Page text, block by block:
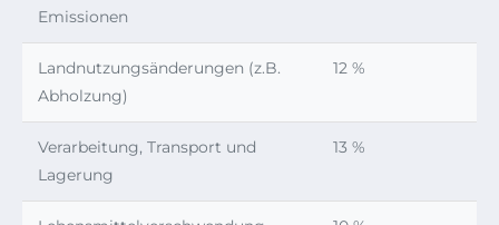
Emissionen
Landnutzungsänderungen (z.B.
Abholzung)
12 %
Verarbeitung, Transport und
Lagerung
13 %